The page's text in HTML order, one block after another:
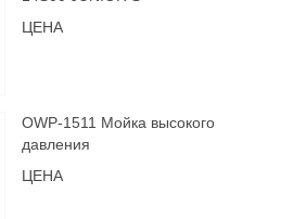
ЦЕНА
OWP-1511 Мойка высокого
давления
ЦЕНА